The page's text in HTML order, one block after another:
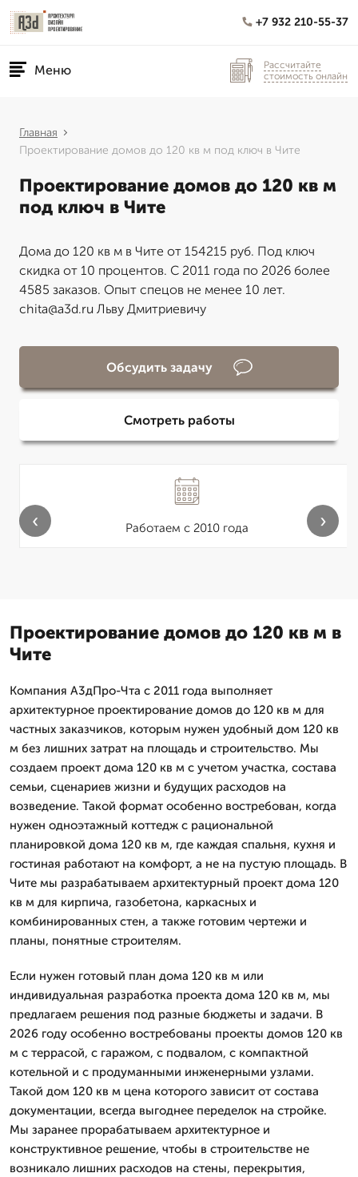
+7 932 210-55-37
Меню
Рассчитайте
стоимость онлайн
Главная
Проектирование домов до 120 кв м под ключ в Чите
Проектирование домов до 120 кв м
под ключ в Чите
Дома до 120 кв м в Чите от 154215 руб. Под ключ
скидка от 10 процентов. С 2011 года по 2026 более
4585 заказов. Опыт спецов не менее 10 лет.
chita@a3d.ru Льву Дмитриевичу
Обсудить задачу
Смотреть работы
Работаем с 2010 года
‹ ›
Проектирование домов до 120 кв м в
Чите
Компания А3дПро-Чта с 2011 года выполняет
архитектурное проектирование домов до 120 кв м для
частных заказчиков, которым нужен удобный дом 120 кв
м без лишних затрат на площадь и строительство. Мы
создаем проект дома 120 кв м с учетом участка, состава
семьи, сценариев жизни и будущих расходов на
возведение. Такой формат особенно востребован, когда
нужен одноэтажный коттедж с рациональной
планировкой дома 120 кв м, где каждая спальня, кухня и
гостиная работают на комфорт, а не на пустую площадь. В
Чите мы разрабатываем архитектурный проект дома 120
кв м для кирпича, газобетона, каркасных и
комбинированных стен, а также готовим чертежи и
планы, понятные строителям.
Если нужен готовый план дома 120 кв м или
индивидуальная разработка проекта дома 120 кв м, мы
предлагаем решения под разные бюджеты и задачи. В
2026 году особенно востребованы проекты домов 120 кв
м с террасой, с гаражом, с подвалом, с компактной
котельной и с продуманными инженерными узлами.
Такой дом 120 кв м цена которого зависит от состава
документации, всегда выгоднее переделок на стройке.
Мы заранее прорабатываем архитектурное и
конструктивное решение, чтобы в строительстве не
возникало лишних расходов на стены, перекрытия,